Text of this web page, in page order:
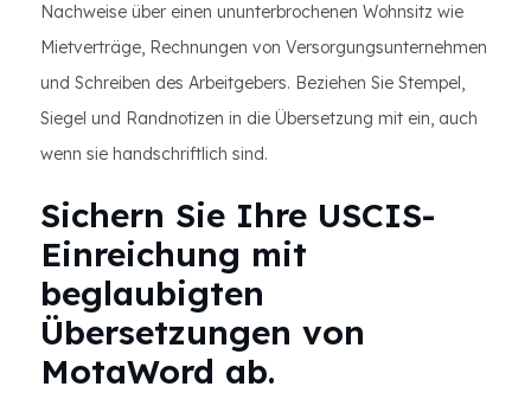
Nachweise über einen ununterbrochenen Wohnsitz wie
Mietverträge, Rechnungen von Versorgungsunternehmen
und Schreiben des Arbeitgebers. Beziehen Sie Stempel,
Siegel und Randnotizen in die Übersetzung mit ein, auch
wenn sie handschriftlich sind.
Sichern Sie Ihre USCIS-
Einreichung mit
beglaubigten
Übersetzungen von
MotaWord ab.